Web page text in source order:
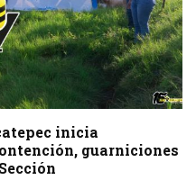
inicia
guarniciones